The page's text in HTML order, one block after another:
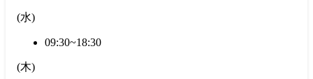
(水)
09:30~18:30
(木)